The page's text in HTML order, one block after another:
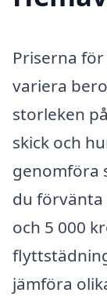
Priserna
variera
storleken
skick och
genomföra
du förvänta
och 5 000
jämföra